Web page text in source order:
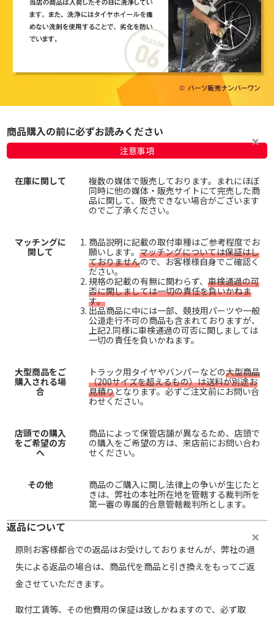
商品購入の前に必ずお読みください
注意事項
在庫に関して
複数の媒体で販売しております。まれにほぼ
同時に他の媒体・販売サイトにて完売した商
品に関して、販売できない場合がございます
のでご了承ください。
マッチングに
関して
商品説明に記載の取付車種はご参考程度でお
願いします。 マッチングについては保証はし
ておりませんので、お客様様自身でご確認く
ださい。
規格の記載の有無に関わらず、 車検通過の可
否に関しましては一切の責任を負いかねま
す。
出品商品に中には一部、競技用パーツや一般
公道走行不可の商品も含まれておりますが、
上記2.同様に車検通過の可否に関しましては
一切の責任を負いかねます。
大型商品をご
購入される場
合
トラック用タイヤやバンパーなどの大型商品
（200サイズを超えるもの）は送料が別途お
見積りとなります。必ずご注文前にお問い合
わせください。
店頭での購入
をご希望の方
へ
商品によって保管店舗が異なるため、店頭で
の購入をご希望の方は、来店前にお問い合わ
せください。
その他
商品のご購入に関し法律上の争いが生じたと
きは、弊社の本社所在地を管轄する裁判所を
第一審の専属的合意管轄裁判所とします。
返品について
原則お客様都合での返品はお受けしておりませんが、弊社の過
失による返品の場合は、商品代を商品と引き換えをもってご返
金させていただきます。
取付工賃等、その他費用の保証は致しかねますので、必ず取